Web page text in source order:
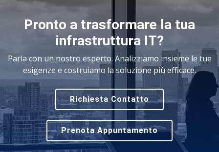
Pronto a trasformare la tua
infrastruttura IT?
Parla con un nostro esperto. Analizziamo insieme le tue
esigenze e costruiamo la soluzione più efficace.
Richiesta Contatto
Prenota Appuntamento